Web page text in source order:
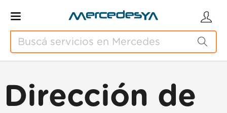
Dirección de